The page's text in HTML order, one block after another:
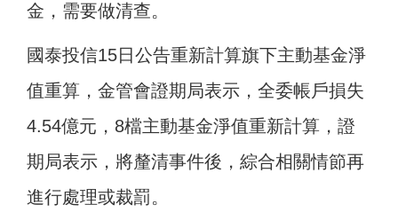
金，需要做清查。
國泰投信15日公告重新計算旗下主動基金淨
值重算，金管會證期局表示，全委帳戶損失
4.54億元，8檔主動基金淨值重新計算，證
期局表示，將釐清事件後，綜合相關情節再
進行處理或裁罰。